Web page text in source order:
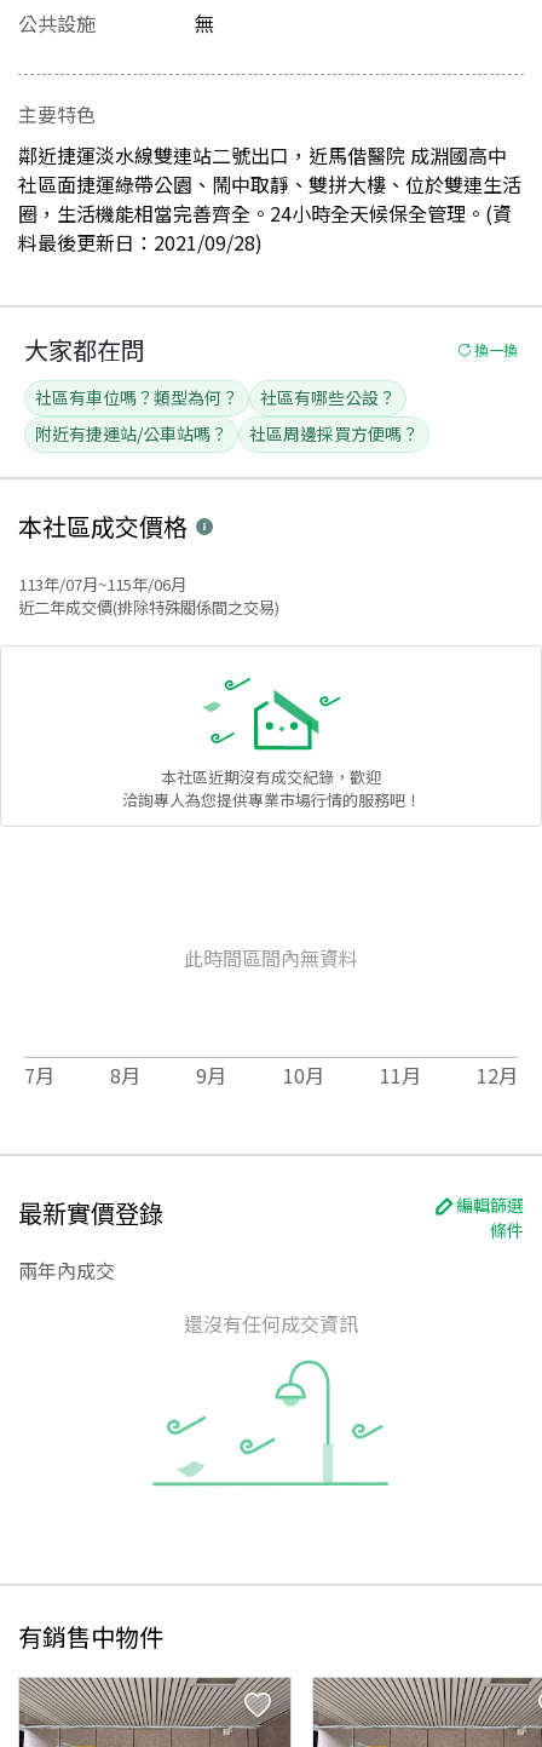
公共設施
無
主要特色
鄰近捷運淡水線雙連站二號出口，近馬偕醫院 成淵國高中
社區面捷運綠帶公園、鬧中取靜、雙拼大樓、位於雙連生活
圈，生活機能相當完善齊全。24小時全天候保全管理。(資
料最後更新日：2021/09/28)
大家都在問 換一換
社區有車位嗎？類型為何？
社區有哪些公設？
附近有捷運站/公車站嗎？
社區周邊採買方便嗎？
本社區成交價格
113年/07月~115年/06月
近二年成交價(排除特殊關係間之交易)
本社區近期沒有成交紀錄，歡迎
洽詢專人為您提供專業市場行情的服務吧！
此時間區間內無資料
7月 8月 9月 10月 11月 12月
最新實價登錄
編輯篩選
條件
兩年內成交
還沒有任何成交資訊
有銷售中物件